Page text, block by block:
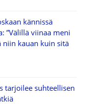
kännissä
”Välillä viinaa meni
niin kauan kuin sitä
tarjoilee suhteellisen